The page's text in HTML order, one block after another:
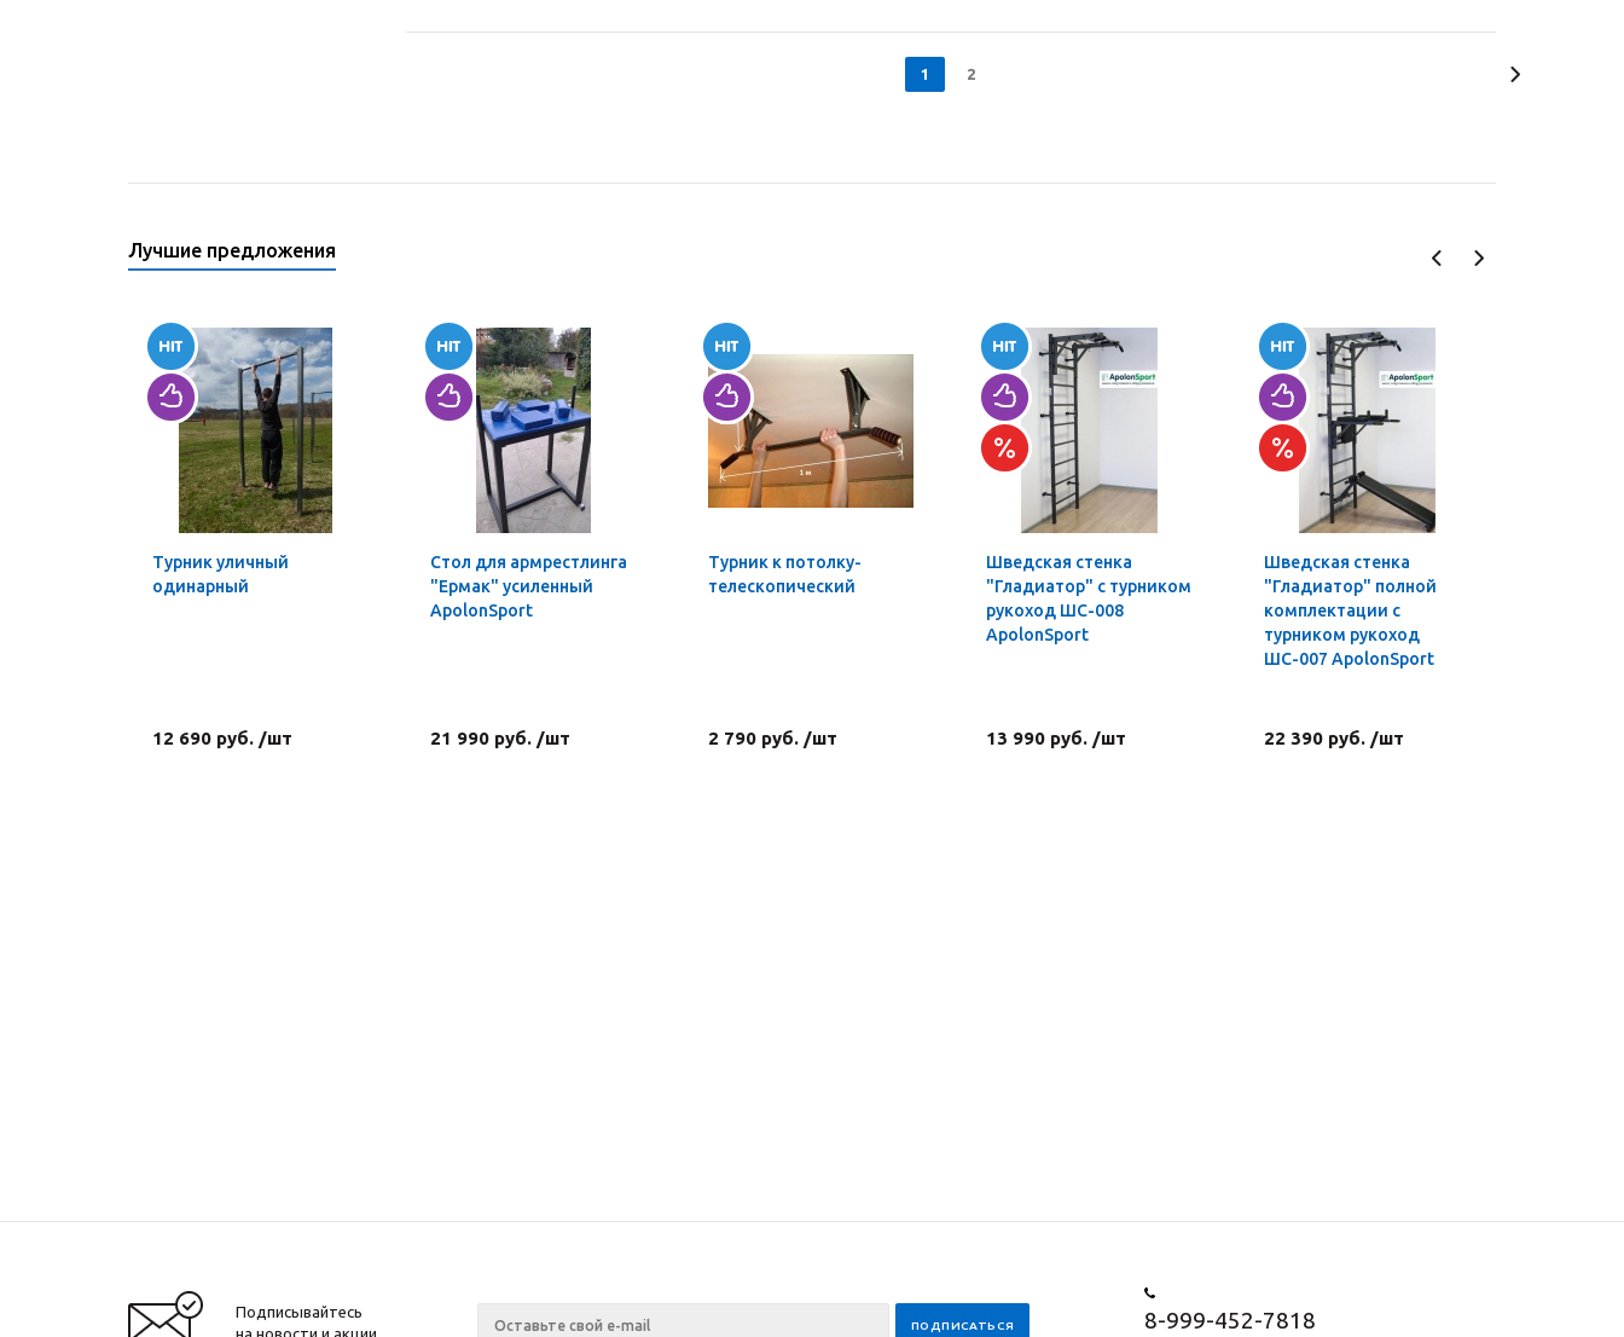
1 2
Лучшие предложения
Турник уличный
одинарный
12 690 руб. /шт
Стол для армрестлинга
"Ермак" усиленный
ApolonSport
21 990 руб. /шт
Турник к потолку-
телескопический
2 790 руб. /шт
Шведская стенка
"Гладиатор" с турником
рукоход ШС-008
ApolonSport
13 990 руб. /шт
Шведская стенка
"Гладиатор" полной
комплектации с
турником рукоход
ШС-007 ApolonSport
22 390 руб. /шт
Подписывайтесь
на новости и акции
8-999-452-7818